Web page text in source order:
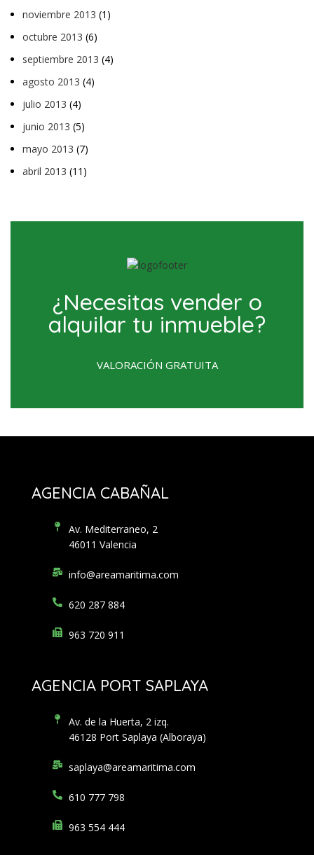
noviembre 2013 (1)
octubre 2013 (6)
septiembre 2013 (4)
agosto 2013 (4)
julio 2013 (4)
junio 2013 (5)
mayo 2013 (7)
abril 2013 (11)
¿Necesitas vender o
alquilar tu inmueble?
VALORACIÓN GRATUITA
AGENCIA CABAÑAL
Av. Mediterraneo, 2
46011 Valencia
info@areamaritima.com
620 287 884
963 720 911
AGENCIA PORT SAPLAYA
Av. de la Huerta, 2 izq.
46128 Port Saplaya (Alboraya)
saplaya@areamaritima.com
610 777 798
963 554 444